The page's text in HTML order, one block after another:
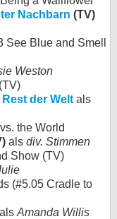
Nachbarn (TV)
Blue and Smell
Weston
der Welt als
the World
als div. Stimmen
Show (TV)
(#5.05 Cradle to
als Amanda Willis